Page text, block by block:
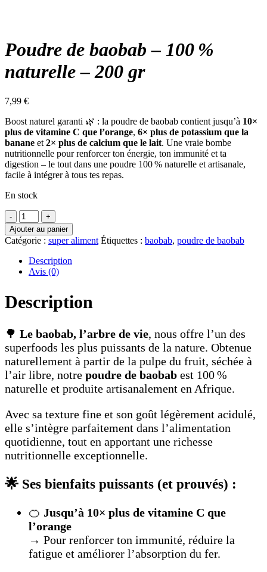
Poudre de baobab – 100 %
naturelle – 200 gr
7,99 €
Boost naturel garanti 🌿 : la poudre de baobab contient jusqu’à 10×
plus de vitamine C que l’orange, 6× plus de potassium que la
banane et 2× plus de calcium que le lait. Une vraie bombe
nutritionnelle pour renforcer ton énergie, ton immunité et ta
digestion – le tout dans une poudre 100 % naturelle et artisanale,
facile à intégrer à tous tes repas.
En stock
Poudre
de
baobab
-
100 %
naturelle
gr
quantity
Ajouter au panier
Catégorie : super aliment Étiquettes : baobab, poudre de baobab
Description
Avis (0)
Description
🌳 Le baobab, l’arbre de vie, nous offre l’un des
superfoods les plus puissants de la nature. Obtenue
naturellement à partir de la pulpe du fruit, séchée à
l’air libre, notre poudre de baobab est 100 %
naturelle et produite artisanalement en Afrique.
Avec sa texture fine et son goût légèrement acidulé,
elle s’intègre parfaitement dans l’alimentation
quotidienne, tout en apportant une richesse
nutritionnelle exceptionnelle.
🌟 Ses bienfaits puissants (et prouvés) :
🍊 Jusqu’à 10× plus de vitamine C que
l’orange
→ Pour renforcer ton immunité, réduire la
fatigue et améliorer l’absorption du fer.